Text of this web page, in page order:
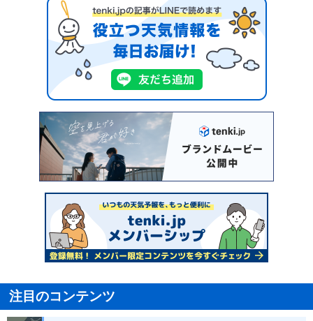
注目のコンテンツ